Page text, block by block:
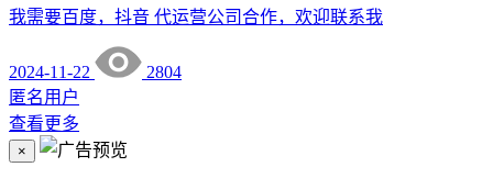
我需要百度，抖音 代运营公司合作，欢迎联系我
2024-11-22
2804
匿名用户
查看更多
×